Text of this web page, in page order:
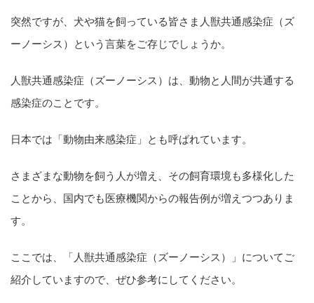
突然ですが、犬や猫を飼っている皆さま人獣共通感染症（ズ
ーノーシス）という言葉をご存じでしょうか。
人獣共通感染症（ズーノーシス）は、動物と人間が共通する
感染症のことです。
日本では「動物由来感染症」とも呼ばれています。
さまざまな動物を飼う人が増え、その飼育環境も多様化した
ことから、国内でも医療機関からの報告例が増えつつありま
す。
ここでは、「人獣共通感染症（ズーノーシス）」についてご
紹介していますので、ぜひ参考にしてください。